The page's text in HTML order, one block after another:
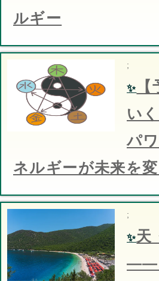
ルギー
;
✨
い
パ
ネルギーが未来を
;
✨天
——